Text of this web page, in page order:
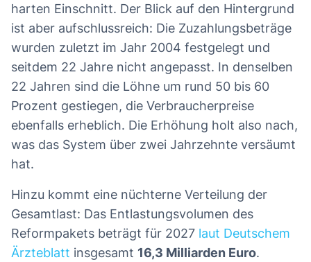
harten Einschnitt. Der Blick auf den Hintergrund
ist aber aufschlussreich: Die Zuzahlungsbeträge
wurden zuletzt im Jahr 2004 festgelegt und
seitdem 22 Jahre nicht angepasst. In denselben
22 Jahren sind die Löhne um rund 50 bis 60
Prozent gestiegen, die Verbraucherpreise
ebenfalls erheblich. Die Erhöhung holt also nach,
was das System über zwei Jahrzehnte versäumt
hat.
Hinzu kommt eine nüchterne Verteilung der
Gesamtlast: Das Entlastungsvolumen des
Reformpakets beträgt für 2027 laut Deutschem
Ärzteblatt insgesamt 16,3 Milliarden Euro.